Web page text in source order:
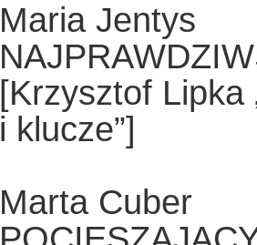
Maria Jentys
[Krzysztof Lipka
i klucze”]
Marta Cuber